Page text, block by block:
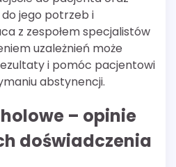
jego potrzeb i
z zespołem specjalistów
uzależnień może
i pomóc pacjentowi
abstynencji.
– opinie
doświadczenia